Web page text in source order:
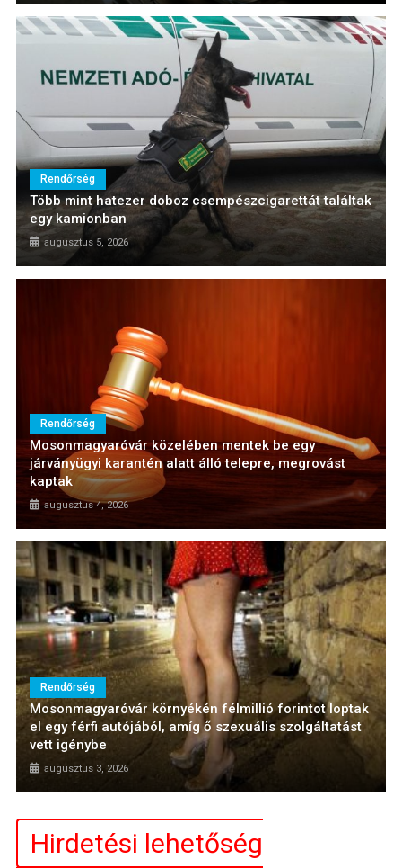
Rendőrség
Több mint hatezer doboz csempészcigarettát találtak
egy kamionban
augusztus 5, 2026
Rendőrség
Mosonmagyaróvár közelében mentek be egy
járványügyi karantén alatt álló telepre, megrovást
kaptak
augusztus 4, 2026
Rendőrség
Mosonmagyaróvár környékén félmillió forintot loptak
el egy férfi autójából, amíg ő szexuális szolgáltatást
vett igénybe
augusztus 3, 2026
Hirdetési lehetőség